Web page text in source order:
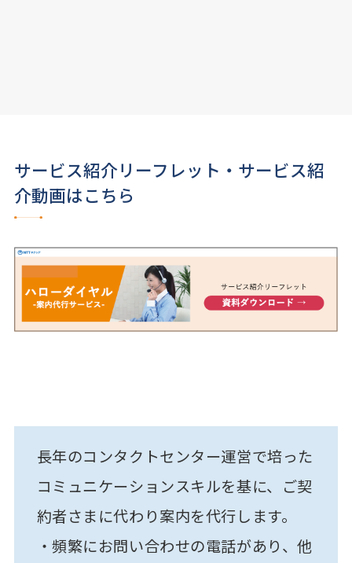
サービス紹介リーフレット・サービス紹
介動画はこちら
長年のコンタクトセンター運営で培った
コミュニケーションスキルを基に、ご契
約者さまに代わり案内を代行します。
・頻繁にお問い合わせの電話があり、他